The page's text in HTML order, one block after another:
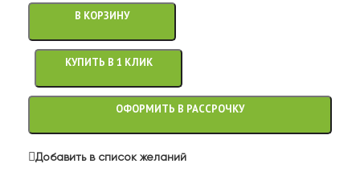
В КОРЗИНУ
КУПИТЬ В 1 КЛИК
ОФОРМИТЬ В РАССРОЧКУ
Добавить в список желаний